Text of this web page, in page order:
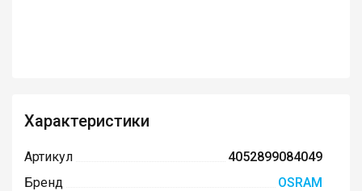
Характеристики
Артикул
4052899084049
Бренд
OSRAM